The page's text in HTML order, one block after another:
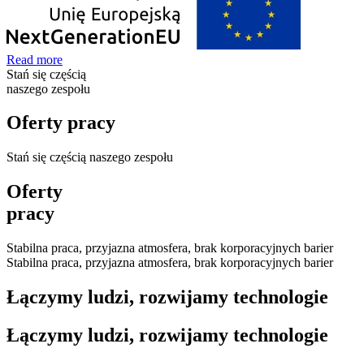
Read more
Stań się częścią
naszego zespołu
Oferty pracy
Stań się częścią naszego zespołu
Oferty
pracy
Stabilna praca, przyjazna atmosfera, brak korporacyjnych barier
Stabilna praca, przyjazna atmosfera, brak korporacyjnych barier
Łączymy ludzi, rozwijamy technologie
Łączymy ludzi, rozwijamy technologie